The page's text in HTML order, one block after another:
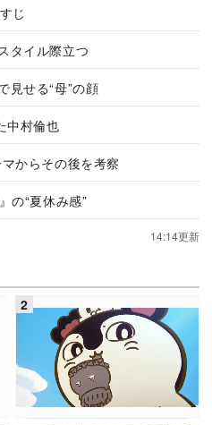
じ
タイル際立つ
見せる“母”の顔
中村倫也
からその後を考察
の“夏休み感”
14:14更新